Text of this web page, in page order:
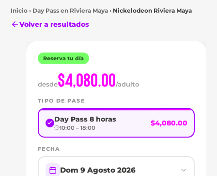
Inicio › Day Pass en Riviera Maya › Nickelodeon Riviera Maya
Volver a resultados
Riviera
DAY
PASS
Reserva tu día
desde$4,080.00/adulto
TIPO DE PASE
Day Pass 8 horas
10:00 – 18:00
$4,080.00
FECHA
Dom 9 Agosto 2026